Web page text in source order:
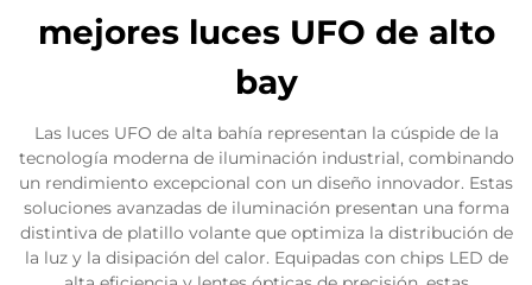
mejores luces UFO de alto
bay
Las luces UFO de alta bahía representan la cúspide de la
tecnología moderna de iluminación industrial, combinando
un rendimiento excepcional con un diseño innovador. Estas
soluciones avanzadas de iluminación presentan una forma
distintiva de platillo volante que optimiza la distribución de
la luz y la disipación del calor. Equipadas con chips LED de